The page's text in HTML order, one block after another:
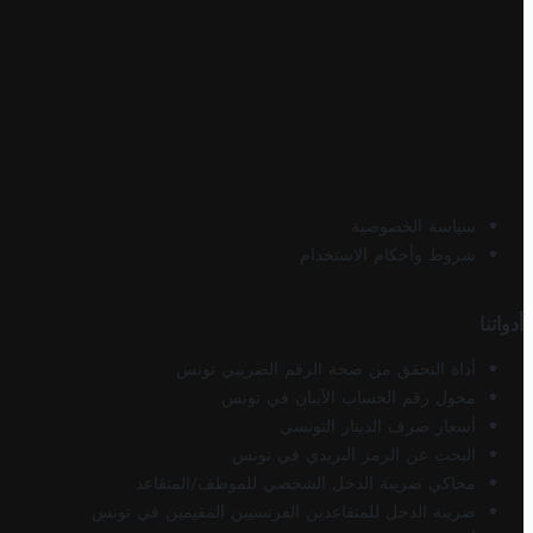
سياسة الخصوصية
شروط وأحكام الاستخدام
أدواتنا
أداة التحقق من صحة الرقم الضريبي تونس
محول رقم الحساب الآيبان في تونس
أسعار صرف الدينار التونسي
البحث عن الرمز البريدي في تونس
محاكي ضريبة الدخل الشخصي للموظف/المتقاعد
ضريبة الدخل للمتقاعدين الفرنسيين المقيمين في تونس